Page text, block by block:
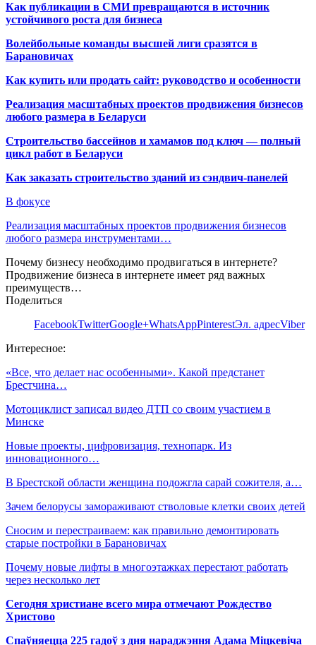
Как публикации в СМИ превращаются в источник
устойчивого роста для бизнеса
Волейбольные команды высшей лиги сразятся в
Барановичах
Как купить или продать сайт: руководство и особенности
Реализация масштабных проектов продвижения бизнесов
любого размера в Беларуси
Строительство бассейнов и хамамов под ключ — полный
цикл работ в Беларуси
Как заказать строительство зданий из сэндвич-панелей
В фокусе
Реализация масштабных проектов продвижения бизнесов
любого размера инструментами…
Почему бизнесу необходимо продвигаться в интернете?
Продвижение бизнеса в интернете имеет ряд важных
преимуществ…
Поделиться
FacebookTwitterGoogle+WhatsAppPinterestЭл. адресViber
Интересное:
«Все, что делает нас особенными». Какой предстанет
Брестчина…
Мотоциклист записал видео ДТП со своим участием в
Минске
Новые проекты, цифровизация, технопарк. Из
инновационного…
В Брестской области женщина подожгла сарай сожителя, а…
Зачем белорусы замораживают стволовые клетки своих детей
Сносим и перестраиваем: как правильно демонтировать
старые постройки в Барановичах
Почему новые лифты в многоэтажках перестают работать
через несколько лет
Сегодня христиане всего мира отмечают Рождество
Христово
Спаўняецца 225 гадоў з дня нараджэння Адама Міцкевіча